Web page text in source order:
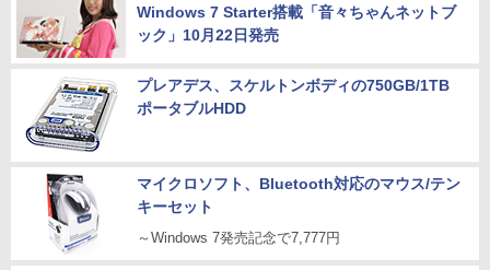
Windows 7 Starter搭載「音々ちゃんネットブ
ック」10月22日発売
プレアデス、スケルトンボディの750GB/1TB
ポータブルHDD
マイクロソフト、Bluetooth対応のマウス/テン
キーセット
～Windows 7発売記念で7,777円